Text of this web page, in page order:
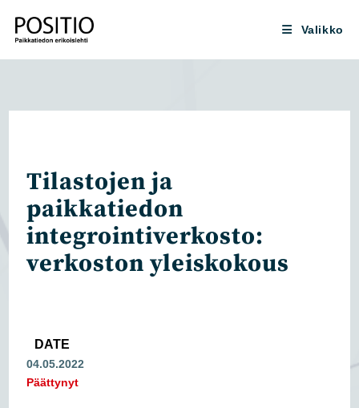
suoraan
sisältöön
Valikko
Tilastojen ja
paikkatiedon
integrointiverkosto:
verkoston yleiskokous
DATE
04.05.2022
Päättynyt